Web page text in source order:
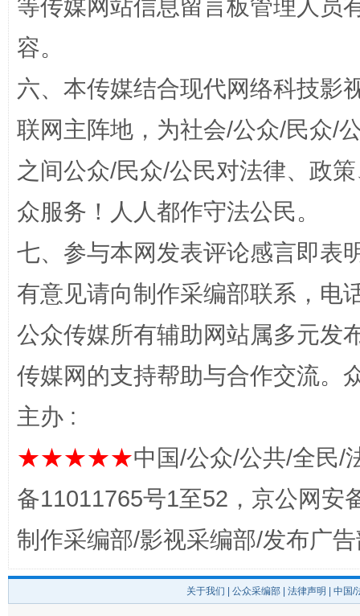
“蜀中异人”王建安的艺术幻境
完善运行机制助力责任有效落实 一纸欠
等传媒网站信息留言板管理人员
容。
六、本传媒结合现代网络科技影
联网主阵地，为社会/公众/民众/
之间公众/民众/公民对法律、政
众服务！人人都作守法公民。
七、参与本网发表评论感言即表
有意见请向制作采编部联系，电
公众传媒所有辅助网站属多元发
传媒网的支持帮助与合作交流。
主办 :
★★★★★中国/公众/公共/全民/
备11011765号1至52，京公网安
制作采编部/影视采编部/发布广
关于我们 公众采编部 法律声明 | 中国